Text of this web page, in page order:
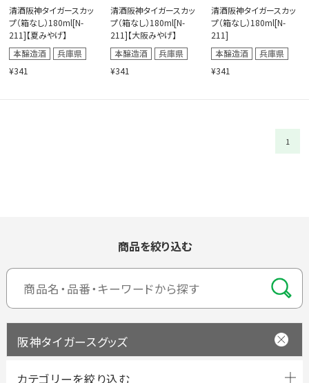
清酒阪神タイガースカッ
プ（箱なし）180ml[N-
211]【夏みやげ】
¥341
清酒阪神タイガースカッ
プ（箱なし）180ml[N-
211]【大阪みやげ】
¥341
清酒阪神タイガースカッ
プ（箱なし）180ml[N-
211]
¥341
1
商品を絞り込む
阪神タイガースグッズ